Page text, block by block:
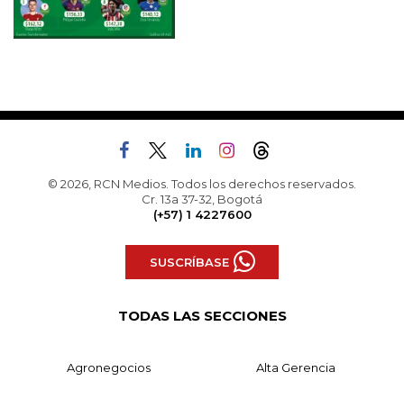
© 2026, RCN Medios. Todos los derechos reservados.
Cr. 13a 37-32, Bogotá
(+57) 1 4227600
SUSCRÍBASE
TODAS LAS SECCIONES
Agronegocios Alta Gerencia